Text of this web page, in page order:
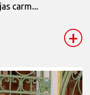
carm...
+